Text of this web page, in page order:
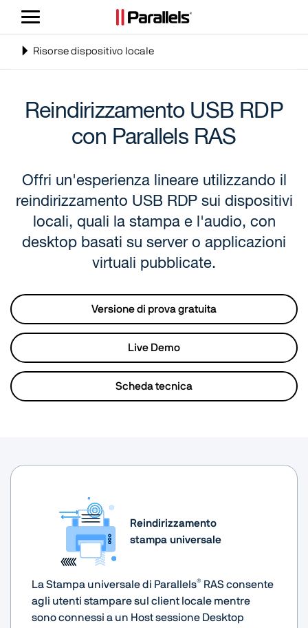
Attiva/Disattiva
Toggle
Risorse dispositivo locale
Reindirizzamento USB RDP
con Parallels RAS
Offri un'esperienza lineare utilizzando il
reindirizzamento USB RDP sui dispositivi
locali, quali la stampa e l'audio, con
desktop basati su server o applicazioni
virtuali pubblicate.
Versione di prova gratuita
Live Demo
Scheda tecnica
Reindirizzamento
stampa universale
La Stampa universale di Parallels®
RAS consente
agli utenti stampare sul client locale mentre
sono connessi a un Host sessione Desktop